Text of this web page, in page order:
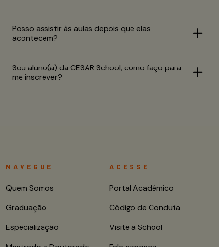
Posso assistir às aulas depois que elas
acontecem?
Sou aluno(a) da CESAR School, como faço para
me inscrever?
NAVEGUE
Quem Somos
Graduação
Especialização
ACESSE
Portal Acadêmico
Código de Conduta
Visite a School